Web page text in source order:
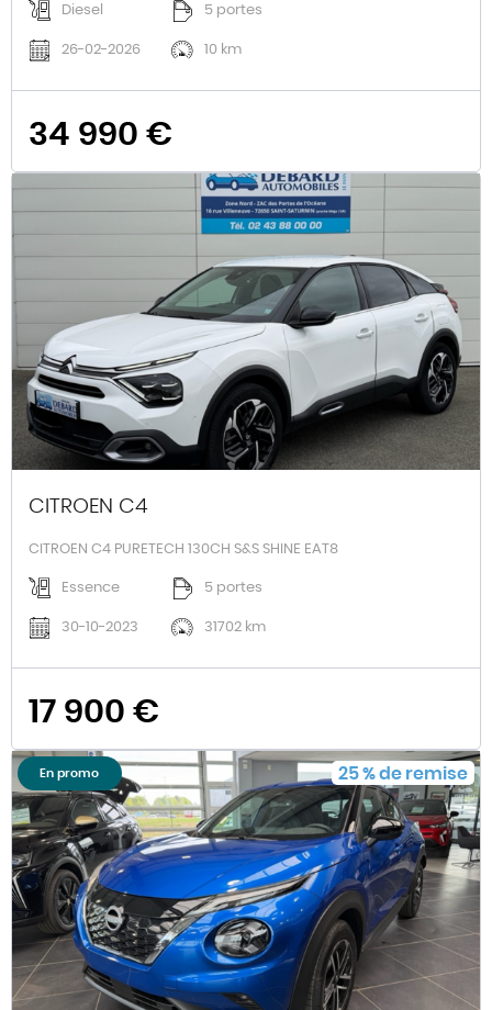
Diesel 5 portes
26-02-2026 10 km
34 990 €
CITROEN C4
CITROEN C4 PURETECH 130CH S&S SHINE EAT8
Essence 5 portes
30-10-2023 31702 km
17 900 €
En promo 25%de remise